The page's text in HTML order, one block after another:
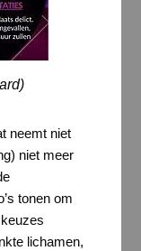
neemt niet
niet meer
tonen om
lichamen,